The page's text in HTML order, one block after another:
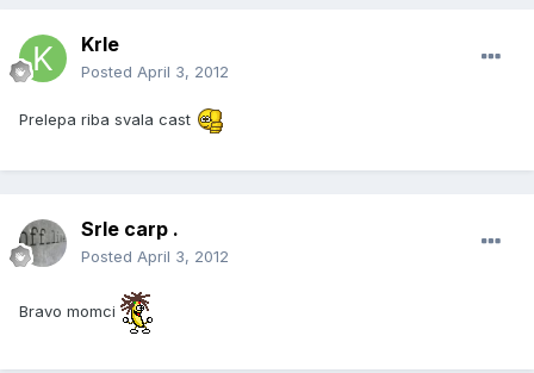
Krle
Posted April 3, 2012
Prelepa riba svala cast
Srle carp .
Posted April 3, 2012
Bravo momci